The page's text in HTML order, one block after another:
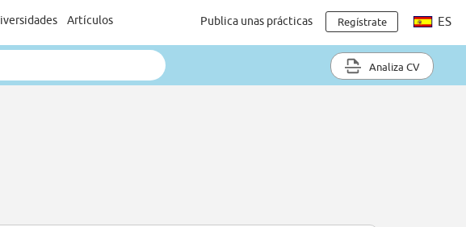
Artículos Publica unas prácticas Regístrate ES
Analiza CV